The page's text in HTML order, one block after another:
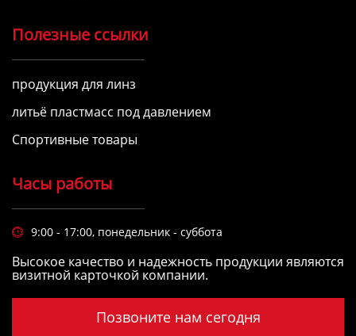
Полезные ссылки
продукция для линз
литьё пластмасс под давлением
Спортивные товары
Часы работы
 9:00 - 17:00, понедельник - суббота
Высокое качество и надежность продукции являются
визитной карточкой компании.
Позвоните нам сегодня